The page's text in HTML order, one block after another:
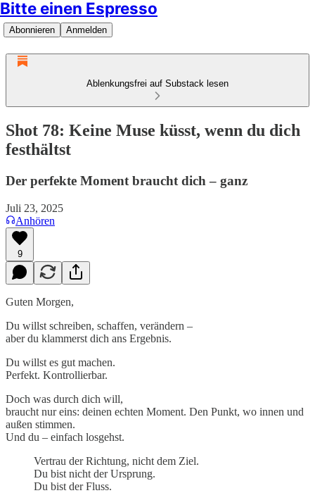
Bitte einen Espresso
Abonnieren Anmelden
Ablenkungsfrei auf Substack lesen
Shot 78: Keine Muse küsst, wenn du dich
festhältst
Der perfekte Moment braucht dich – ganz
Juli 23, 2025
Anhören
9
Guten Morgen,
Du willst schreiben, schaffen, verändern –
aber du klammerst dich ans Ergebnis.
Du willst es gut machen.
Perfekt. Kontrollierbar.
Doch was durch dich will,
braucht nur eins: deinen echten Moment. Den Punkt, wo innen und
außen stimmen.
Und du – einfach losgehst.
Vertrau der Richtung, nicht dem Ziel.
Du bist nicht der Ursprung.
Du bist der Fluss.